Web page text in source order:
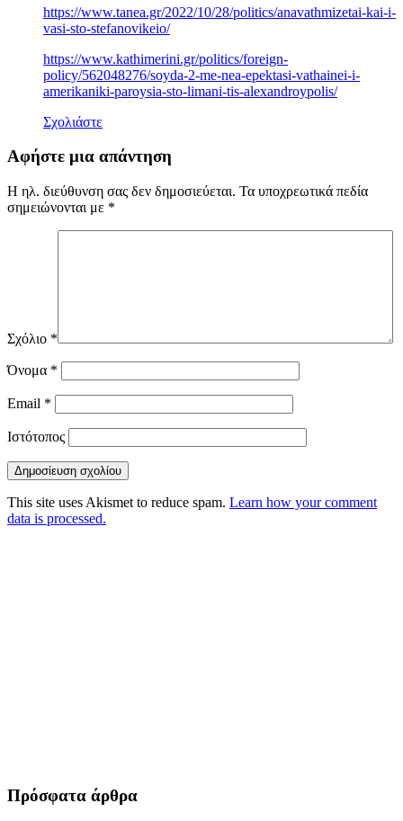
https://www.tanea.gr/2022/10/28/politics/anavathmizetai-kai-i-
vasi-sto-stefanovikeio/
https://www.kathimerini.gr/politics/foreign-
policy/562048276/soyda-2-me-nea-epektasi-vathainei-i-
amerikaniki-paroysia-sto-limani-tis-alexandroypolis/
Σχολιάστε
Αφήστε μια απάντηση
Η ηλ. διεύθυνση σας δεν δημοσιεύεται. Τα υποχρεωτικά πεδία
σημειώνονται με *
Σχόλιο *
Όνομα *
Email *
Ιστότοπος
This site uses Akismet to reduce spam. Learn how your comment
data is processed.
Πρόσφατα άρθρα